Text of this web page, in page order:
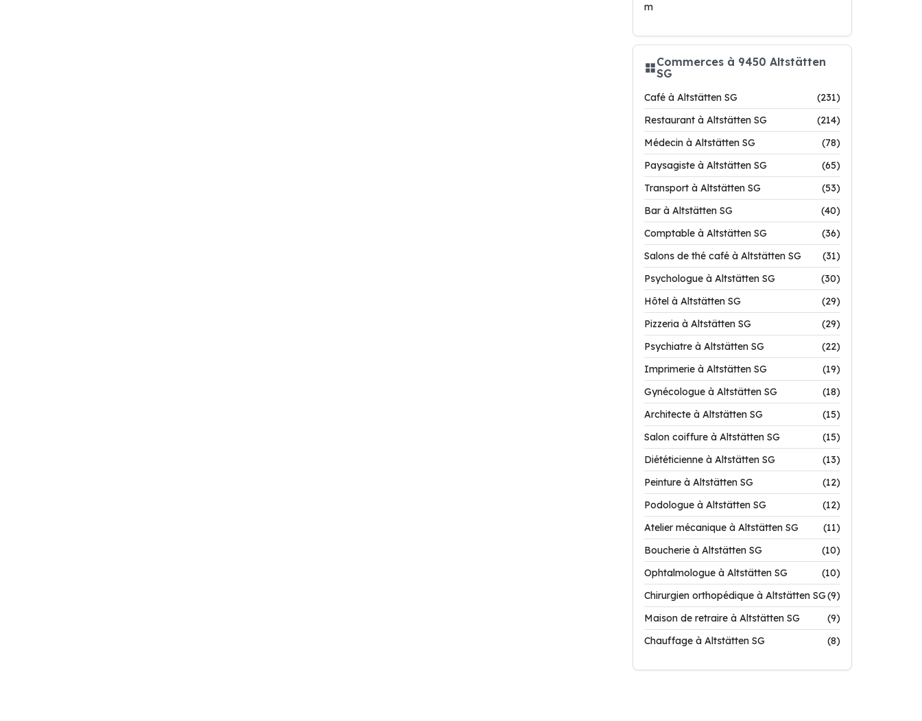
m
Commerces à 9450 Altstätten
SG
Café à Altstätten SG
(231)
Restaurant à Altstätten SG
(214)
Médecin à Altstätten SG
(78)
Paysagiste à Altstätten SG
(65)
Transport à Altstätten SG
(53)
Bar à Altstätten SG
(40)
Comptable à Altstätten SG
(36)
Salons de thé café à Altstätten SG
(31)
Psychologue à Altstätten SG
(30)
Hôtel à Altstätten SG
(29)
Pizzeria à Altstätten SG
(29)
Psychiatre à Altstätten SG
(22)
Imprimerie à Altstätten SG
(19)
Gynécologue à Altstätten SG
(18)
Architecte à Altstätten SG
(15)
Salon coiffure à Altstätten SG
(15)
Diététicienne à Altstätten SG
(13)
Peinture à Altstätten SG
(12)
Podologue à Altstätten SG
(12)
Atelier mécanique à Altstätten SG
(11)
Boucherie à Altstätten SG
(10)
Ophtalmologue à Altstätten SG
(10)
Chirurgien orthopédique à Altstätten SG(9)
Maison de retraire à Altstätten SG
(9)
Chauffage à Altstätten SG
(8)